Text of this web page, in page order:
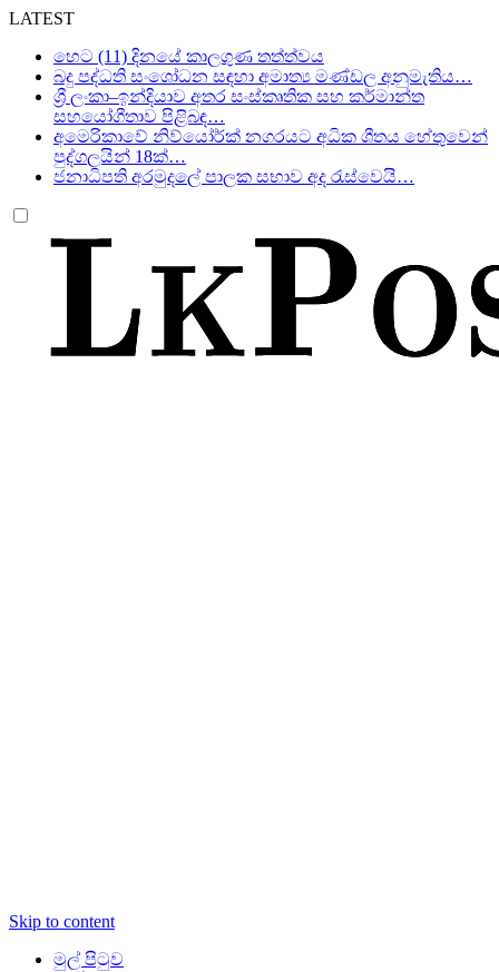
LATEST
හෙට (11) දිනයේ කාලගුණ තත්ත්වය
බදු පද්ධති සංශෝධන සඳහා අමාත්‍ය මණ්ඩල අනුමැතිය…
ශ්‍රී ලංකා–ඉන්දියාව අතර සංස්කෘතික සහ කර්මාන්ත
සහයෝගීතාව පිළිබඳ…
අමෙරිකාවේ නිව්යෝර්ක් නගරයට අධික ශීතය හේතුවෙන්
පුද්ගලයින් 18ක්…
ජනාධිපති අරමුදලේ පාලක සභාව අද රැස්වෙයි…
Skip to content
මුල් පිටුව